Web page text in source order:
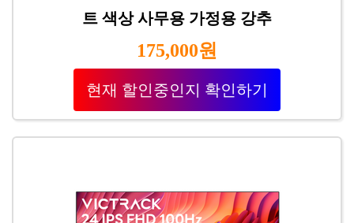
트 색상 사무용 가정용 강추
175,000원
현재 할인중인지 확인하기